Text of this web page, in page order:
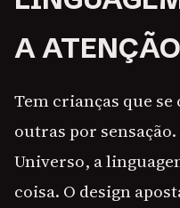
A ATENÇÃO
Tem crianças que
outras por
Universo, a
coisa. O design